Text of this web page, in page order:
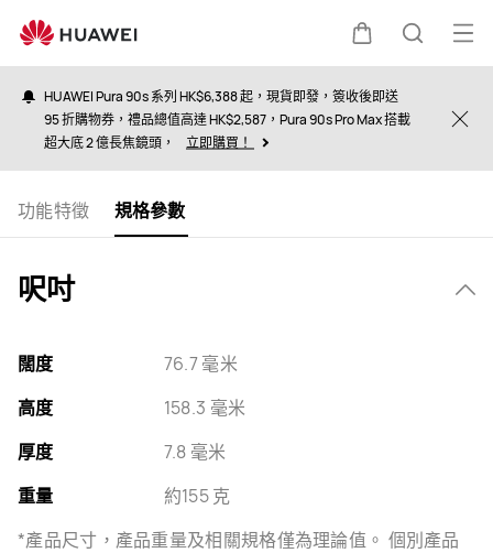
購
物
蒐
索
打
選
HUAWEI Pura 90s 系列 HK$6,388 起，現貨即發，簽收後即送
95 折購物券，禮品總值高達 HK$2,587，Pura 90s Pro Max 搭載
超大底 2 億長焦鏡頭，
立即購買！
功能特徵 規格參數
呎吋
闊度
76.7 毫米
高度
158.3 毫米
厚度
7.8 毫米
重量
約155 克
*產品尺寸，產品重量及相關規格僅為理論值。 個別產品